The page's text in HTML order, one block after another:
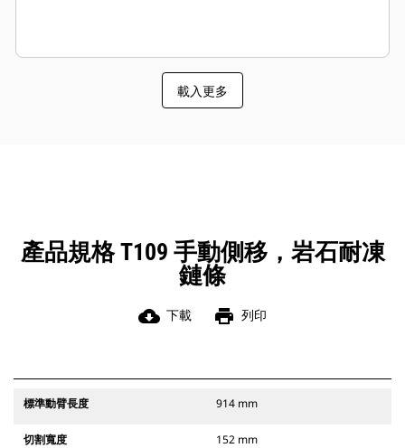
載入更多
產品規格 T109 手動側移，岩石耐凍
鏈條
cloud_download 下載 print 列印
標準動臂長度 914 mm
切割寬度 152 mm